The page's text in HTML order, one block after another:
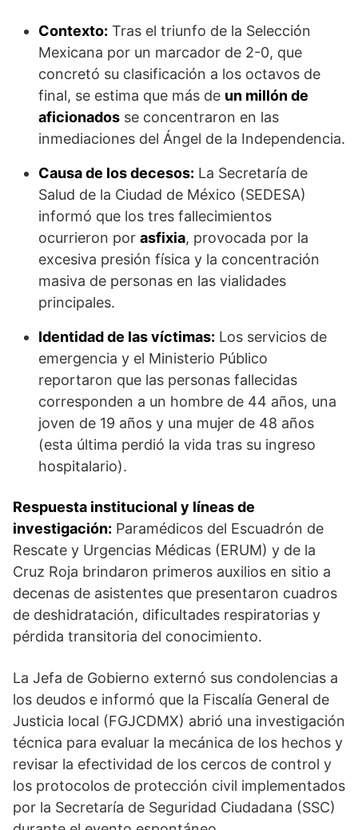
Contexto: Tras el triunfo de la Selección
Mexicana por un marcador de 2-0, que
concretó su clasificación a los octavos de
final, se estima que más de un millón de
aficionados se concentraron en las
inmediaciones del Ángel de la Independencia.
Causa de los decesos: La Secretaría de
Salud de la Ciudad de México (SEDESA)
informó que los tres fallecimientos
ocurrieron por asfixia, provocada por la
excesiva presión física y la concentración
masiva de personas en las vialidades
principales.
Identidad de las víctimas: Los servicios de
emergencia y el Ministerio Público
reportaron que las personas fallecidas
corresponden a un hombre de 44 años, una
joven de 19 años y una mujer de 48 años
(esta última perdió la vida tras su ingreso
hospitalario).
Respuesta institucional y líneas de
investigación: Paramédicos del Escuadrón de
Rescate y Urgencias Médicas (ERUM) y de la
Cruz Roja brindaron primeros auxilios en sitio a
decenas de asistentes que presentaron cuadros
de deshidratación, dificultades respiratorias y
pérdida transitoria del conocimiento.
La Jefa de Gobierno externó sus condolencias a
los deudos e informó que la Fiscalía General de
Justicia local (FGJCDMX) abrió una investigación
técnica para evaluar la mecánica de los hechos y
revisar la efectividad de los cercos de control y
los protocolos de protección civil implementados
por la Secretaría de Seguridad Ciudadana (SSC)